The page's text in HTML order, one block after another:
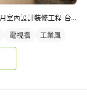
寬月室內設計裝修工程-台北店
電視牆 工業風